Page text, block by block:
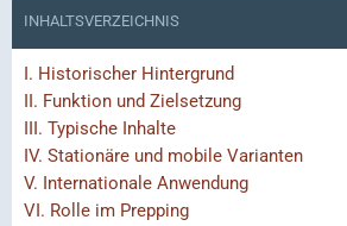
INHALTSVERZEICHNIS
I. Historischer Hintergrund
II. Funktion und Zielsetzung
III. Typische Inhalte
IV. Stationäre und mobile Varianten
V. Internationale Anwendung
VI. Rolle im Prepping